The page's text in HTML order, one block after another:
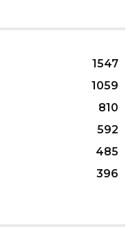
1547
1059
810
592
485
396